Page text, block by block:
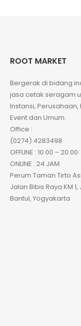
ROOT MARKET
Bergerak di bidang
jasa cetak seragam
Instansi,
Event dan Umum.
Office :
(0274) 4283498
OFFLINE : 10.00 – 20.00
ONLINE : 24 JAM
Perum Taman Tirto
Jalan Bibis Raya KM
Bantul, Yogyakarta